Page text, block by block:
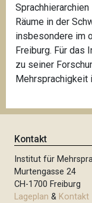
Räume in der
insbesondere im
Freiburg. Für das
zu seiner
Kontakt
Institut für
Murtengasse 24
CH-1700 Freiburg
Lageplan & Kontakt